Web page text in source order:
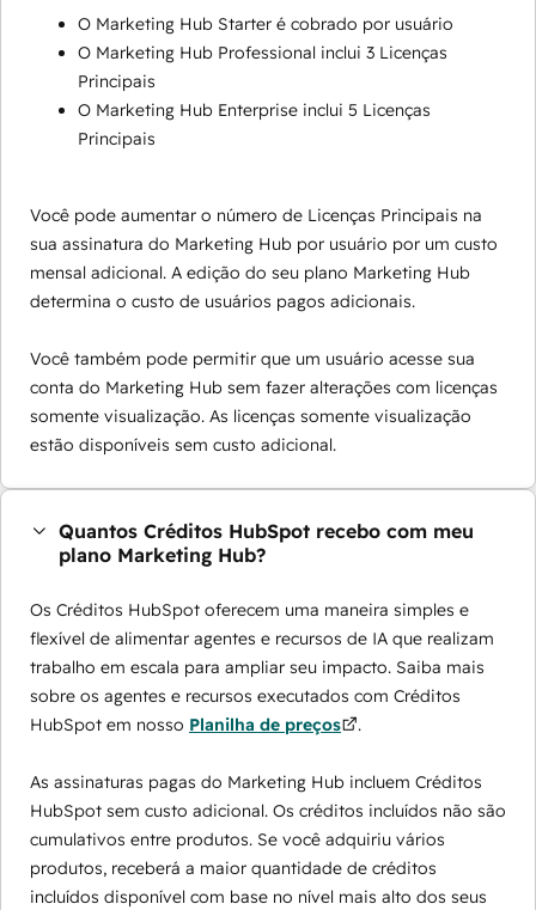
O Marketing Hub Starter é cobrado por usuário
O Marketing Hub Professional inclui 3 Licenças
Principais
O Marketing Hub Enterprise inclui 5 Licenças
Principais
Você pode aumentar o número de Licenças Principais na
sua assinatura do Marketing Hub por usuário por um custo
mensal adicional. A edição do seu plano Marketing Hub
determina o custo de usuários pagos adicionais.
Você também pode permitir que um usuário acesse sua
conta do Marketing Hub sem fazer alterações com licenças
somente visualização. As licenças somente visualização
estão disponíveis sem custo adicional.
Quantos Créditos HubSpot recebo com meu
plano Marketing Hub?
Os Créditos HubSpot oferecem uma maneira simples e
flexível de alimentar agentes e recursos de IA que realizam
trabalho em escala para ampliar seu impacto. Saiba mais
sobre os agentes e recursos executados com Créditos
HubSpot em nosso Planilha de preços .
As assinaturas pagas do Marketing Hub incluem Créditos
HubSpot sem custo adicional. Os créditos incluídos não são
cumulativos entre produtos. Se você adquiriu vários
produtos, receberá a maior quantidade de créditos
incluídos disponível com base no nível mais alto dos seus